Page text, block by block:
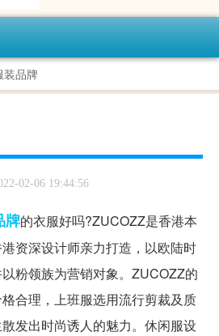
装品牌
02-06 19:44:56
牌的衣服好吗?ZUCOZZ是香港本
资深设计师亲力打造，以欧陆时
粉领族为营销对象。ZUCOZZ的
合理，上班服选用流行剪裁及质
发出时尚诱人的魅力。休闲服设